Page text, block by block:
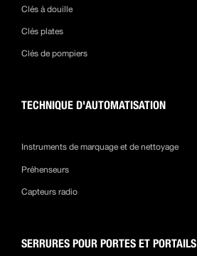
Clés à douille
Clés plates
Clés de pompiers
TECHNIQUE D'AUTOMATISATION
Instruments de marquage et de nettoyage
Préhenseurs
Capteurs radio
SERRURES POUR PORTES ET PORTAILS